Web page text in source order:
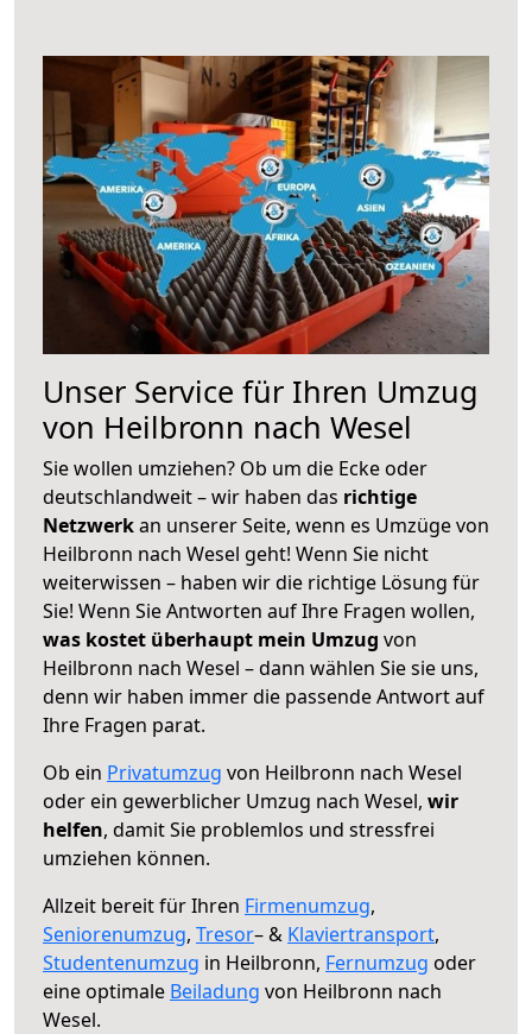
Unser Service für Ihren Umzug
von Heilbronn nach Wesel
Sie wollen umziehen? Ob um die Ecke oder
deutschlandweit – wir haben das richtige
Netzwerkan unserer Seite, wenn es Umzüge von
Heilbronn nach Wesel geht! Wenn Sie nicht
weiterwissen – haben wir die richtige Lösung für
Sie! Wenn Sie Antworten auf Ihre Fragen wollen,
was kostet überhaupt mein Umzug von
Heilbronn nach Wesel – dann wählen Sie sie uns,
denn wir haben immer die passende Antwort auf
Ihre Fragen parat.
Ob ein Privatumzug von Heilbronn nach Wesel
oder ein gewerblicher Umzug nach Wesel, wir
helfen, damit Sie problemlos und stressfrei
umziehen können.
Allzeit bereit für Ihren Firmenumzug,
Seniorenumzug, Tresor– & Klaviertransport,
Studentenumzug in Heilbronn, Fernumzug oder
eine optimale Beiladung von Heilbronn nach
Wesel.